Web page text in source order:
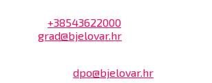
+38543622000
grad@bjelovar.hr
dpo@bjelovar.hr